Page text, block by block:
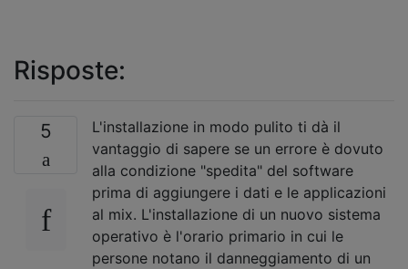
Risposte:
5
L'installazione in modo pulito ti dà il
vantaggio di sapere se un errore è dovuto
alla condizione "spedita" del software
prima di aggiungere i dati e le applicazioni
al mix. L'installazione di un nuovo sistema
operativo è l'orario primario in cui le
persone notano il danneggiamento di un